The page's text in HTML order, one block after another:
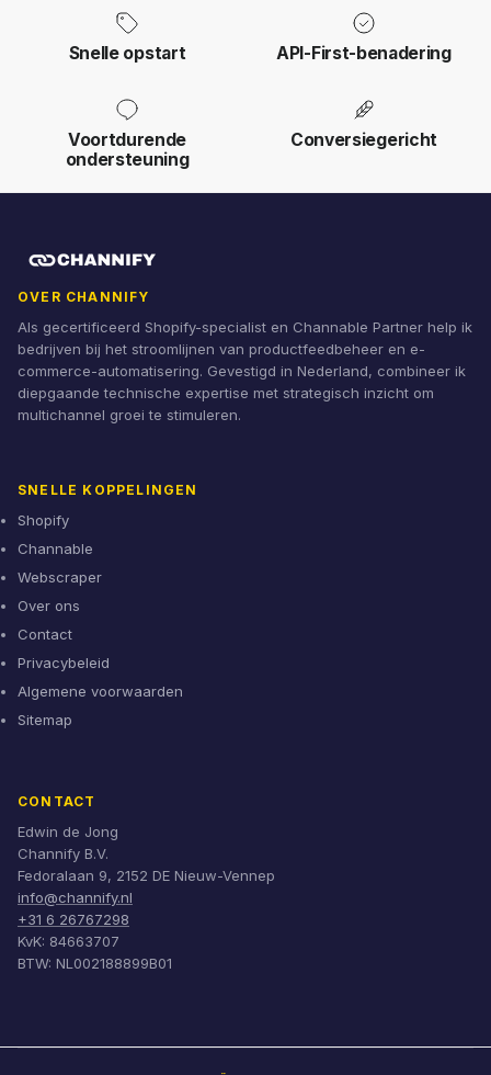
Snelle opstart API-First-benadering
Voortdurende
ondersteuning
Conversiegericht
OVER CHANNIFY
Als gecertificeerd Shopify-specialist en Channable Partner help ik
bedrijven bij het stroomlijnen van productfeedbeheer en e-
commerce-automatisering. Gevestigd in Nederland, combineer ik
diepgaande technische expertise met strategisch inzicht om
multichannel groei te stimuleren.
SNELLE KOPPELINGEN
Shopify
Channable
Webscraper
Over ons
Contact
Privacybeleid
Algemene voorwaarden
Sitemap
CONTACT
Edwin de Jong
Channify B.V.
Fedoralaan 9, 2152 DE Nieuw-Vennep
info@channify.nl
+31 6 26767298
KvK: 84663707
BTW: NL002188899B01